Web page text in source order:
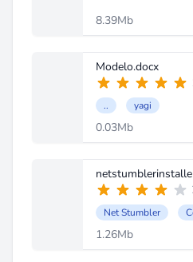
8.39Mb
Modelo.docx
.. yagi
0.03Mb
Net Stumbler
1.26Mb